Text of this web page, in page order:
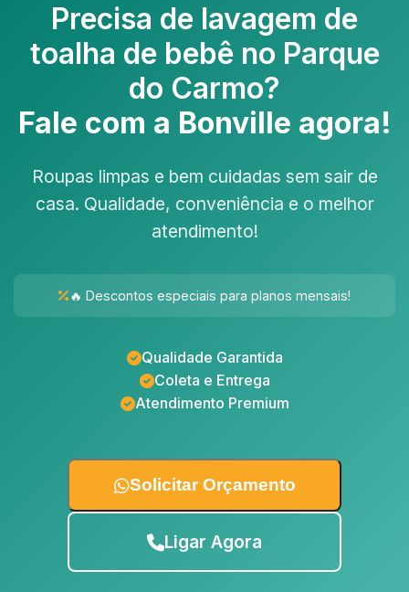
Precisa de lavagem de
toalha de bebê no Parque
do Carmo?
Fale com a Bonville agora!
Roupas limpas e bem cuidadas sem sair de
casa. Qualidade, conveniência e o melhor
atendimento!
🔥 Descontos especiais para planos mensais!
Qualidade Garantida
Coleta e Entrega
Atendimento Premium
Solicitar Orçamento
Ligar Agora